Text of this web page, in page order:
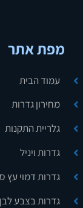
מפת אתר
עמוד הבית
מחירון גדרות
גלריית התקנות
גדרות ויניל
גדרות דמוי עץ
גדרות בצבע לבן